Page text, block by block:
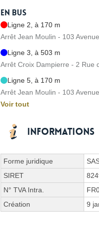
En bus
Ligne 2, à 170 m
Arrêt Jean Moulin - 103
Ligne 3, à 503 m
Arrêt Croix Dampierre - 2 Rue
Ligne 5, à 170 m
Arrêt Jean Moulin - 103
Voir tout
Informations
Forme juridique
SIRET
N° TVA Intra.
Création
9